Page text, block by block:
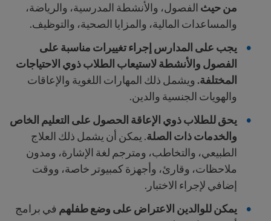
من حيث الفصول، والأنشطة المدرسية، والرياضة،
والمساعدات المالية، والمزايا الصحية، والتوظيف.
يجب على المدارس إجراء تغييرات مناسبة على
الفصول والأنشطة لاستيعاب الطلاب ذوي الاحتياجات
المختلفة.ويشمل ذلك المهارات اللغوية والإعاقات
والهويات الجنسية والدين.
يحق للطلاب ذوي الإعاقة الحصول على التعليم الخاص
والخدمات ذات الصلة. يمكن أن يشمل ذلك العلاج
الطبيعي، والتخاطب، ومترجم لغة الإشارة، ومدون
ملاحظات، وقارئ، وأجهزة كمبيوتر خاصة، ووقت
إضافي لإجراء الاختبار.
يمكن للوالدين الاعتراض على وضع طفلهم في برامج